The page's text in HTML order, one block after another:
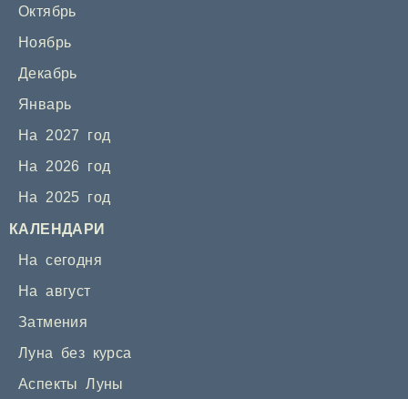
Октябрь
Ноябрь
Декабрь
Январь
На 2027 год
На 2026 год
На 2025 год
КАЛЕНДАРИ
На сегодня
На август
Затмения
Луна без курса
Аспекты Луны